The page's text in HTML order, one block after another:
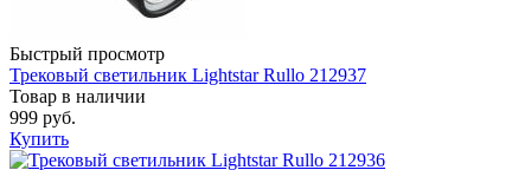
Быстрый просмотр
Трековый светильник Lightstar Rullo 212937
Товар в наличии
999 руб.
Купить